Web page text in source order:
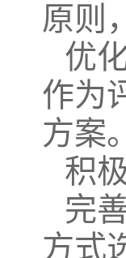
原则
优
作为
方案。
积
完
方式